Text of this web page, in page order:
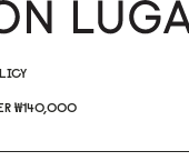
₩140,000